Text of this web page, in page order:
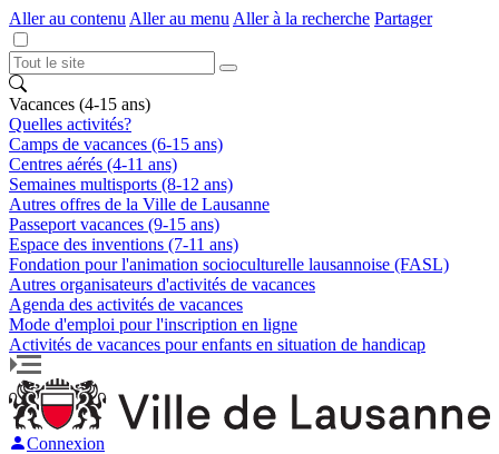
Aller au contenu Aller au menu Aller à la recherche Partager
Vacances (4-15 ans)
Quelles activités?
Camps de vacances (6-15 ans)
Centres aérés (4-11 ans)
Semaines multisports (8-12 ans)
Autres offres de la Ville de Lausanne
Passeport vacances (9-15 ans)
Espace des inventions (7-11 ans)
Fondation pour l'animation socioculturelle lausannoise (FASL)
Autres organisateurs d'activités de vacances
Agenda des activités de vacances
Mode d'emploi pour l'inscription en ligne
Activités de vacances pour enfants en situation de handicap
Connexion